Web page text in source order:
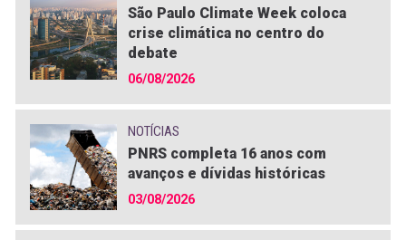
São Paulo Climate Week coloca
crise climática no centro do
debate
06/08/2026
NOTÍCIAS
PNRS completa 16 anos com
avanços e dívidas históricas
03/08/2026